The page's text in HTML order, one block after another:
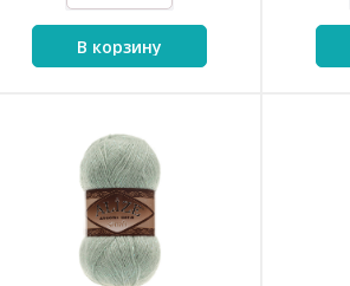
В корзину